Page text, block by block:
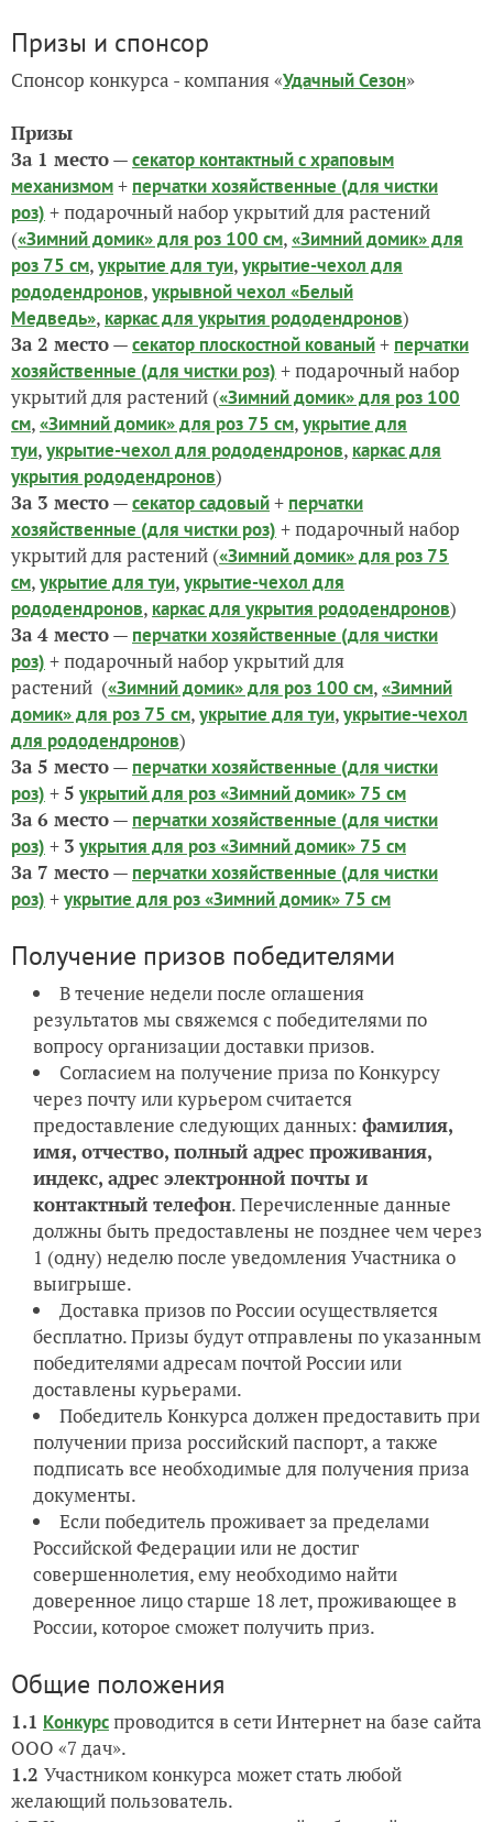
Призы и спонсор
Спонсор конкурса -компания«Удачный Сезон»
Призы
За 1 место—секатор контактный с храповым
механизмом+ перчатки хозяйственные (для чистки
роз) + подарочный набор укрытий для растений
(«Зимний домик» для роз 100 см,«Зимний домик» для
роз 75 см,укрытие для туи,укрытие-чехол для
рододендронов,укрывной чехол «Белый
Медведь», каркас для укрытия рододендронов)
За 2 место—секатор плоскостной кованый+ перчатки
хозяйственные (для чистки роз) + подарочный набор
укрытий для растений («Зимний домик» для роз 100
см,«Зимний домик» для роз 75 см,укрытие для
туи,укрытие-чехол для рододендронов, каркас для
укрытия рододендронов)
За 3 место—секатор садовый+ перчатки
хозяйственные (для чистки роз) + подарочный набор
укрытий для растений («Зимний домик» для роз 75
см,укрытие для туи,укрытие-чехол для
рододендронов, каркас для укрытия рододендронов)
За 4 место— перчатки хозяйственные (для чистки
роз) + подарочный набор укрытий для
растений («Зимний домик» для роз 100 см,«Зимний
домик» для роз 75 см,укрытие для туи,укрытие-чехол
для рододендронов)
За 5 место— перчатки хозяйственные (для чистки
роз) +5 укрытий для роз «Зимний домик» 75 см
За 6 место— перчатки хозяйственные (для чистки
роз) + 3 укрытия для роз «Зимний домик» 75 см
За 7 место— перчатки хозяйственные (для чистки
роз) +укрытие для роз «Зимний домик» 75 см
Получение призов победителями
В течение недели после оглашения
результатов мы свяжемся с победителями по
вопросу организации доставки призов.
Согласием на получение приза по Конкурсу
через почту или курьером считается
предоставление следующих данных: фамилия,
имя, отчество, полный адрес проживания,
индекс, адрес электронной почты и
контактный телефон. Перечисленные данные
должны быть предоставлены не позднее чем через
1 (одну) неделю после уведомления Участника о
выигрыше.
Доставка призов по России осуществляется
бесплатно. Призы будут отправлены по указанным
победителями адресам почтой России или
доставлены курьерами.
Победитель Конкурса должен предоставить при
получении приза российский паспорт, а также
подписать все необходимые для получения приза
документы.
Если победитель проживает за пределами
Российской Федерации или не достиг
совершеннолетия, ему необходимо найти
доверенное лицо старше 18 лет, проживающее в
России, которое сможет получить приз.
Общие положения
1.1 Конкурспроводится в сети Интернет на базе сайта
ООО «7 дач».
1.2 Участником конкурса может стать любой
желающий пользователь.